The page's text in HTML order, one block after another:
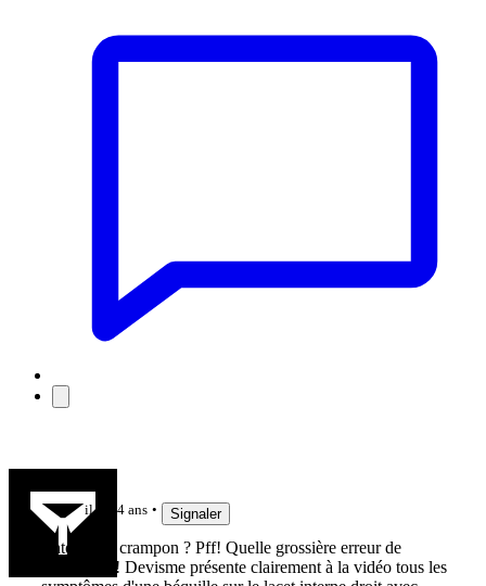
il y a 4 ans Signaler
Entorse du crampon ? Pff! Quelle grossière erreur de
diagnostic ! Devisme présente clairement à la vidéo tous les